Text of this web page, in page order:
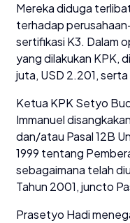
Mereka diduga
terhadap
sertifikasi K3. Dalam
yang dilakukan KPK,
juta, USD 2.201,
Ketua KPK Setyo
Immanuel
dan/atau Pasal 12B
1999 tentang
sebagaimana telah
Tahun 2001, juncto
Prasetyo Hadi